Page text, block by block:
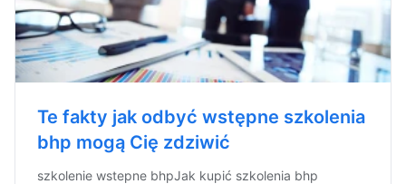
Te fakty jak odbyć wstępne szkolenia
bhp mogą Cię zdziwić
szkolenie wstepne bhpJak kupić szkolenia bhp